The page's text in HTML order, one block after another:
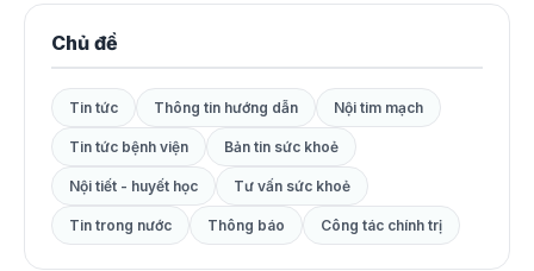
Chủ đề
Tin tức Thông tin hướng dẫn Nội tim mạch
Tin tức bệnh viện Bản tin sức khoẻ
Nội tiết - huyết học Tư vấn sức khoẻ
Tin trong nước Thông báo Công tác chính trị